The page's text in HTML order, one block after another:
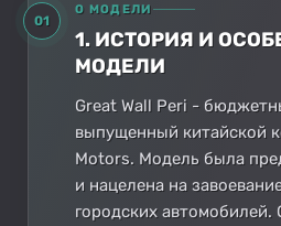
01
О МОДЕЛИ
1. ИСТОРИЯ И
МОДЕЛИ
Great Wall Peri -
выпущенный китайской
Motors. Модель была
и нацелена на
городских автомобилей.